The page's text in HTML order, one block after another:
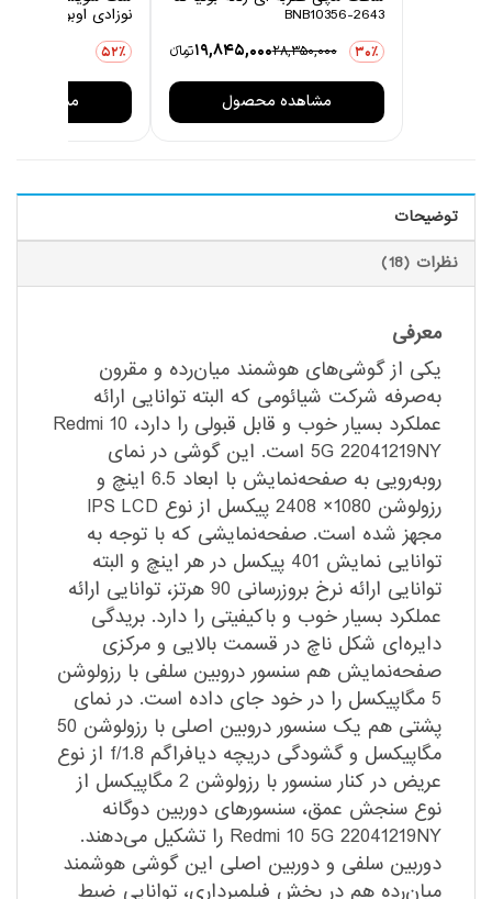
BNB10356-2643
30٪ 28,350,000
19,845,000تومانءء
مشاهده محصول
نوزادی اوبوکو مدل
52٪
مشاهده
توضیحات
نظرات (18)
معرفی
یکی از گوشی‌های هوشمند میان‌رده و مقرون
به‌صرفه شرکت شیائومی که البته توانایی ارائه
عملکرد بسیار خوب و قابل قبولی را دارد، Redmi 10
5G 22041219NY است. این گوشی در نمای
رو‌به‌رویی به صفحه‌نمایش با ابعاد 6.5 اینچ و
رزولوشن 1080× 2408 پیکسل از نوع IPS LCD
مجهز شده است. صفحه‌نمایشی که با توجه به
توانایی نمایش 401 پیکسل در هر اینچ و البته
توانایی ارائه نرخ بروزرسانی 90 هرتز، توانایی ارائه
عملکرد بسیار خوب و با‌کیفیتی را دارد. بریدگی
دایره‌ای شکل ناچ در قسمت بالایی و مرکزی
صفحه‌نمایش هم سنسور دروبین سلفی با رزولوشن
5 مگاپیکسل را در خود جای داده است. در نمای
پشتی هم یک سنسور دروبین اصلی با رزولوشن 50
مگاپیکسل و گشودگی دریچه دیافراگم f/1.8 از نوع
عریض در کنار سنسور با رزولوشن 2 مگاپیکسل از
نوع سنجش عمق، سنسور‌های دوربین دو‌گانه
Redmi 10 5G 22041219NY را تشکیل می‌دهند.
دوربین سلفی و دوربین اصلی این گوشی هوشمند
میان‌رده هم در بخش فیلمبرداری، توانایی ضبط